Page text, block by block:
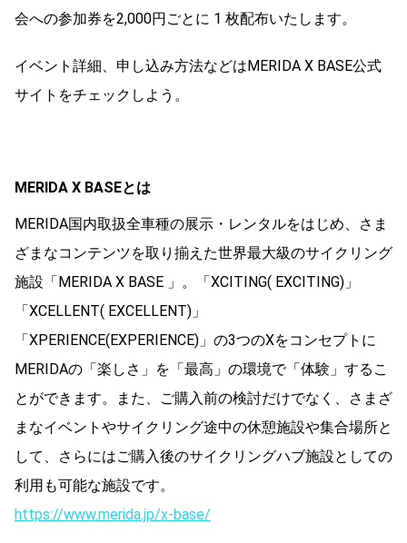
会への参加券を2,000円ごとに 1 枚配布いたします。
イベント詳細、申し込み方法などはMERIDA X BASE公式
サイトをチェックしよう。
MERIDA X BASEとは
MERIDA国内取扱全車種の展示・レンタルをはじめ、さま
ざまなコンテンツを取り揃えた世界最大級のサイクリング
施設「MERIDA X BASE 」。「XCITING( EXCITING)」
「XCELLENT( EXCELLENT)」
「XPERIENCE(EXPERIENCE)」の3つのXをコンセプトに
MERIDAの「楽しさ」を「最高」の環境で「体験」するこ
とができます。また、ご購入前の検討だけでなく、さまざ
まなイベントやサイクリング途中の休憩施設や集合場所と
して、さらにはご購入後のサイクリングハブ施設としての
利用も可能な施設です。
https://www.merida.jp/x-base/